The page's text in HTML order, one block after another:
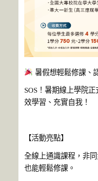
暑假想輕鬆修課、
SOS！暑期線上學院
效學習、充實自我！
【活動亮點】
全線上通識課程，非
也能輕鬆修課。